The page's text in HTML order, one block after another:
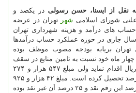
نقل از ایسنا، حسن رسولی در یكصد و
شورای اسلامی شهر تهران در عرضه
های درآمد و هزینه شهرداری تهران
جاری در حوزه عملكرد حساب درآمدها
تهران برپایه بودجه مصوب موظف بوده
ماه خود نسبت به تامین منابع در سقف
۶۲ هزار و ۷۶۰ میلیارد ریال اقدام نماید ولی مبلغ ۵۴۷ هزار و ۲۷۴
میلیارد ریال معادل ۹۱ درصد تحصیل كرده است. مبلغ ۴۲ هزار و ۹۲۵
میلیارد ریال معادل ۷۵ درصد این رقم نقد و ۲۵ درصد آن غیر نقد بوده